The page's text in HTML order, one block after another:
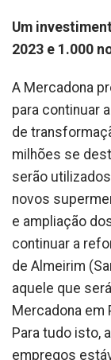
Um
2023 e 1.000
A Mercadona
para continuar
de
milhões se
serão
novos
e ampliação
continuar a
de Almeirim
aquele que
Mercadona em
Para tudo isto,
empregos